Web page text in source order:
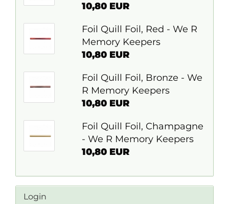
10,80 EUR
Foil Quill Foil, Red - We R
Memory Keepers
10,80 EUR
Foil Quill Foil, Bronze - We
R Memory Keepers
10,80 EUR
Foil Quill Foil, Champagne
- We R Memory Keepers
10,80 EUR
Login